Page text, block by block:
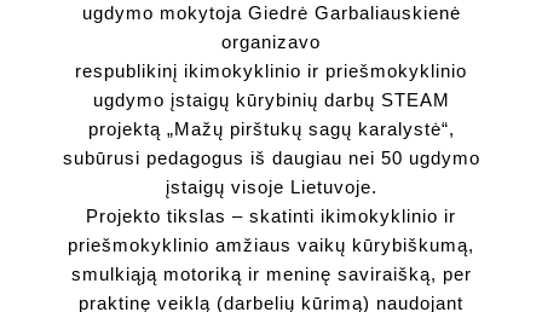
ugdymo mokytoja Giedrė Garbaliauskienė
organizavo
respublikinį ikimokyklinio ir priešmokyklinio
ugdymo įstaigų kūrybinių darbų STEAM
projektą „Mažų pirštukų sagų karalystė“,
subūrusi pedagogus iš daugiau nei 50 ugdymo
įstaigų visoje Lietuvoje.
Projekto tikslas – skatinti ikimokyklinio ir
priešmokyklinio amžiaus vaikų kūrybiškumą,
smulkiąją motoriką ir meninę saviraišką, per
praktinę veiklą (darbelių kūrimą) naudojant